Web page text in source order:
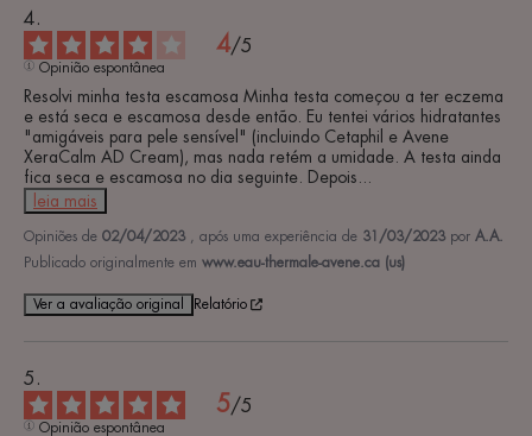
4/5
Opinião espontânea
Resolvi minha testa escamosa Minha testa começou a ter eczema
e está seca e escamosa desde então. Eu tentei vários hidratantes
"amigáveis para pele sensível" (incluindo Cetaphil e Avene
XeraCalm AD Cream), mas nada retém a umidade. A testa ainda
fica seca e escamosa no dia seguinte. Depois
leia mais
Opiniões de 02/04/2023 , após uma experiência de 31/03/2023 por A.A.
Publicado originalmente em www.eau-thermale-avene.ca (us)
Ver a avaliação original Relatório
5/5
Opinião espontânea